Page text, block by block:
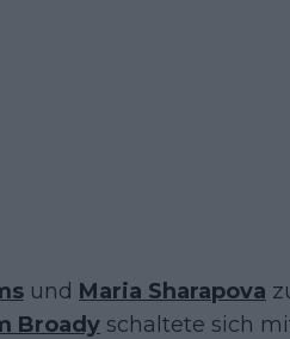
und Maria Sharapova
Broady schaltete sich